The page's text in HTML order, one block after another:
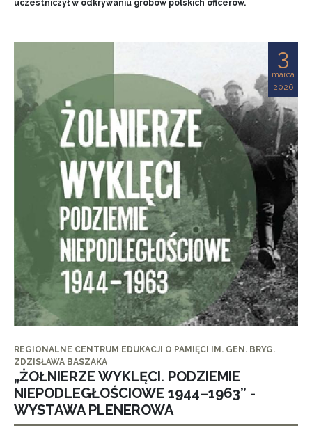
uczestniczył w odkrywaniu grobów polskich oficerów.
3
marca
2026
REGIONALNE CENTRUM EDUKACJI O PAMIĘCI IM. GEN. BRYG.
ZDZISŁAWA BASZAKA
„ŻOŁNIERZE WYKLĘCI. PODZIEMIE
NIEPODLEGŁOŚCIOWE 1944–1963” -
WYSTAWA PLENEROWA